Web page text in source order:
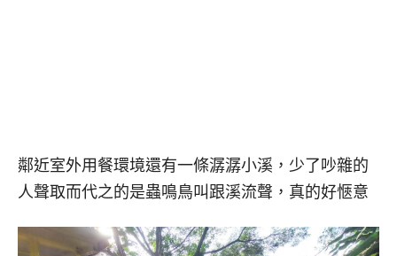
鄰近室外用餐環境還有一條潺潺小溪，少了吵雜的
人聲取而代之的是蟲鳴鳥叫跟溪流聲，真的好愜意